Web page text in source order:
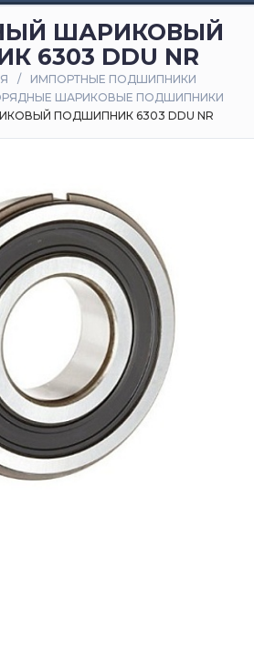
ШАРИКОВЫЙ
6303 DDU NR
ИМПОРТНЫЕ ПОДШИПНИКИ
ШАРИКОВЫЕ ПОДШИПНИКИ
ПОДШИПНИК 6303 DDU NR